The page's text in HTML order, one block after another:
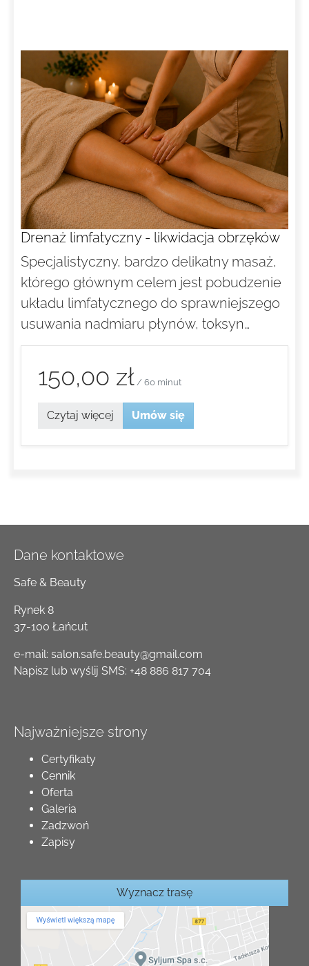
Drenaż limfatyczny - likwidacja obrzęków
Specjalistyczny, bardzo delikatny masaż,
którego głównym celem jest pobudzenie
układu limfatycznego do sprawniejszego
usuwania nadmiaru płynów, toksyn…
150,00 zł / 60 minut
Czytaj więcej Umów się
Dane kontaktowe
Safe & Beauty
Rynek 8
37-100 Łańcut
e-mail: salon.safe.beauty@gmail.com
Napisz lub wyślij SMS: +48 886 817 704
Najważniejsze strony
Certyfikaty
Cennik
Oferta
Galeria
Zadzwoń
Zapisy
Wyznacz trasę